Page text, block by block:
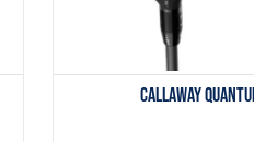
Callaway